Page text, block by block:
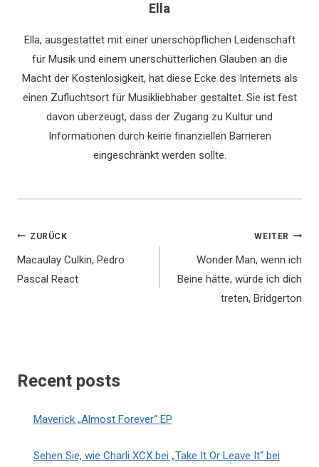
Ella
Ella, ausgestattet mit einer unerschöpflichen Leidenschaft
für Musik und einem unerschütterlichen Glauben an die
Macht der Kostenlosigkeit, hat diese Ecke des Internets als
einen Zufluchtsort für Musikliebhaber gestaltet. Sie ist fest
davon überzeugt, dass der Zugang zu Kultur und
Informationen durch keine finanziellen Barrieren
eingeschränkt werden sollte.
Beitragsnavigation
ZURÜCK
Macaulay Culkin, Pedro
Pascal React
WEITER
Wonder Man, wenn ich
Beine hätte, würde ich dich
treten, Bridgerton
Recent posts
Maverick „Almost Forever“ EP
Sehen Sie, wie Charli XCX bei „Take It Or Leave It“ bei